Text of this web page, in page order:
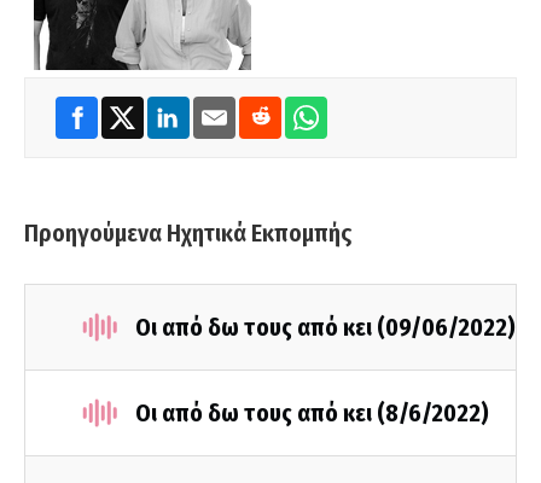
Προηγούμενα Ηχητικά Εκπομπής
Οι από δω τους από κει (09/06/2022)
Οι από δω τους από κει (8/6/2022)